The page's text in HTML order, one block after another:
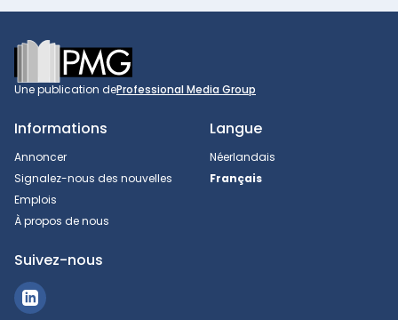
Footer
Une publication deProfessional Media Group
Informations
Annoncer
Signalez-nous des nouvelles
Emplois
À propos de nous
Langue
Néerlandais
Français
Suivez-nous